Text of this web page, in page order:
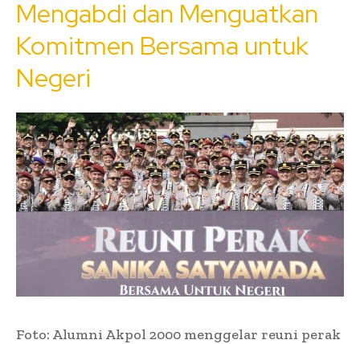
Mengabdi dan Menguatkan
Komitmen Bersama untuk
Negeri
Foto: Alumni Akpol 2000 menggelar reuni perak